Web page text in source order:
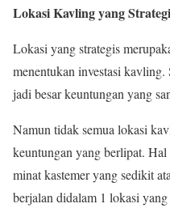
Lokasi Kavling yang
Lokasi yang strategis
menentukan investasi
jadi besar keuntungan yang
Namun tidak semua lokasi
keuntungan yang berlipat.
minat kastemer yang sedikit
berjalan didalam 1 lokasi yang